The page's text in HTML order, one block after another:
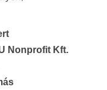
Nonprofit Kft.